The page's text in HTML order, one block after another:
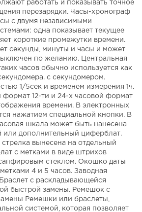
работать и показывать точное
перезарядки. Часы-хронограф
с двумя независимыми
одна показывает текущее
короткие промежутки времени.
секунды, минуты и часы и может
по желанию. Центральная
часов обычно используется как
с секундомером.
1/5сек и временем измерения 1ч.
формат 12-ти и 24-х часовой формат
времени. В электронных
нажатием специальной кнопки. В
шкала может быть нанесена
или дополнительный циферблат.
вынесена на отдельный
с метками в виде штрихов
стеклом. Окошко даты
4 и 5 часов. Заводная
с раскладывающейся
быстрой замены. Ремешок с
Ремешки или браслеты,
системой, которая позволяет